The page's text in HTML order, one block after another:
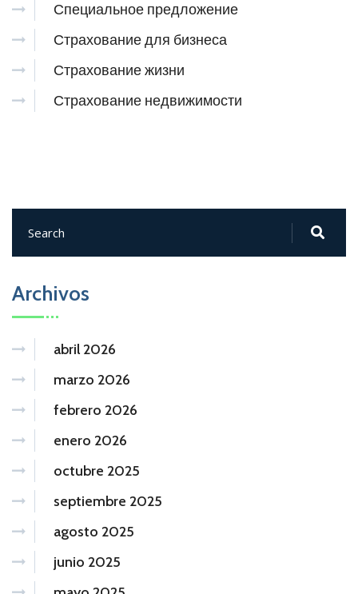
Специальное предложение
Страхование для бизнеса
Страхование жизни
Страхование недвижимости
Archivos
abril 2026
marzo 2026
febrero 2026
enero 2026
octubre 2025
septiembre 2025
agosto 2025
junio 2025